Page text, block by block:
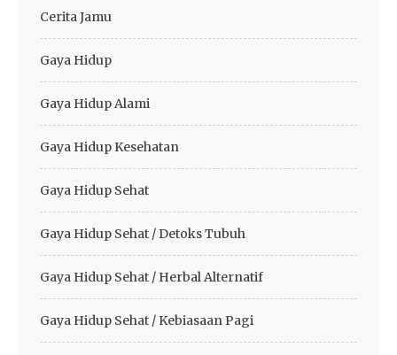
Cerita Jamu
Gaya Hidup
Gaya Hidup Alami
Gaya Hidup Kesehatan
Gaya Hidup Sehat
Gaya Hidup Sehat / Detoks Tubuh
Gaya Hidup Sehat / Herbal Alternatif
Gaya Hidup Sehat / Kebiasaan Pagi